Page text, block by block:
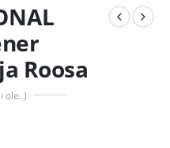
Roosa
ole. )